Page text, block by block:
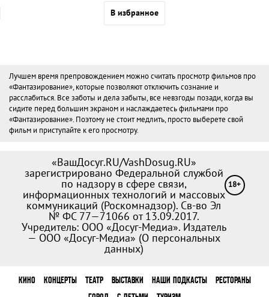
В избранное
Лучшем время препровождением можно считать просмотр фильмов про
«Фантазирование», которые позволяют отключить сознание и
расслабиться. Все заботы и дела забыты, все невзгоды позади, когда вы
сидите перед большим экраном и наслаждаетесь фильмами про
«Фантазирование». Поэтому не стоит медлить, просто выберете свой
фильм и приступайте к его просмотру.
«ВашДосуг.RU/VashDosug.RU»
зарегистрировано Федеральной службой
по надзору в сфере связи,
информационных технологий и массовых
коммуникаций (Роскомнадзор). Св-во Эл
№ ФС 77—71066 от 13.09.2017.
Учредитель: ООО «Досуг-Медиа». Издатель
— ООО «Досуг-Медиа» (О персональных
данных)
18+
КИНО КОНЦЕРТЫ ТЕАТР ВЫСТАВКИ НАШИ ПОДКАСТЫ
РЕСТОРАНЫ